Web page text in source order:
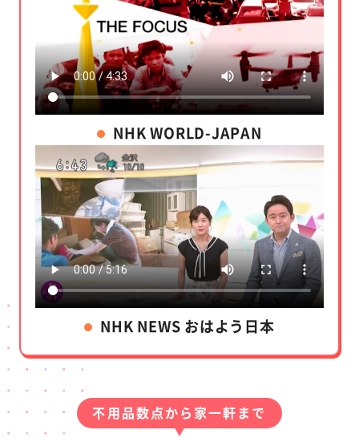
NHK WORLD-JAPAN
NHK NEWS おはよう日本
不用品数点から家一軒まで